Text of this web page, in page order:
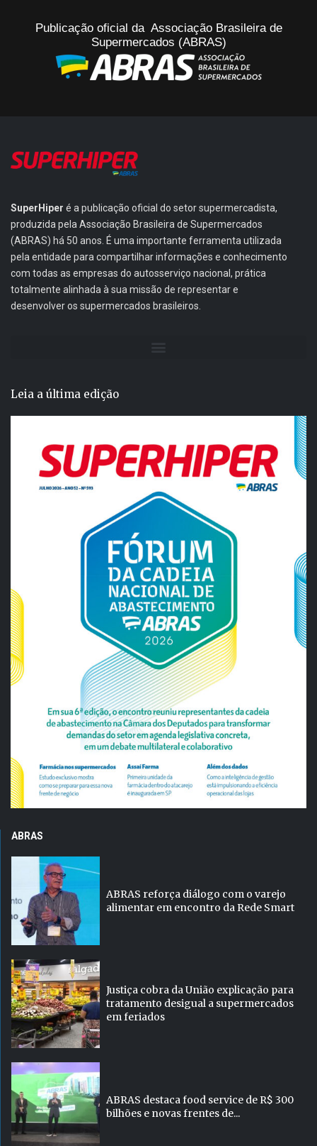
Publicação oficial da Associação Brasileira de
Supermercados (ABRAS)
SuperHiper é a publicação oficial do setor supermercadista,
produzida pela Associação Brasileira de Supermercados
(ABRAS) há 50 anos. É uma importante ferramenta utilizada
pela entidade para compartilhar informações e conhecimento
com todas as empresas do autosserviço nacional, prática
totalmente alinhada à sua missão de representar e
desenvolver os supermercados brasileiros.
Leia a última edição
ABRAS
ABRAS reforça diálogo com o varejo
alimentar em encontro da Rede Smart
Justiça cobra da União explicação para
tratamento desigual a supermercados
em feriados
ABRAS destaca food service de R$ 300
bilhões e novas frentes de...